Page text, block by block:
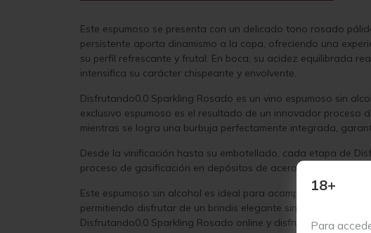
18+
Para
Este espumoso se presenta con un delicado tono rosado
persistente aporta dinamismo a la copa, ofreciendo una
su perfil refrescante y frutal. En boca, su acidez equilibrada
intensifica su carácter chispeante y envolvente.
Disfrutando0,0 Sparkling Rosado es un vino espumoso sin
exclusivo espumoso es el resultado de un innovador
mientras se logra una burbuja perfectamente integrada,
Desde la vinificación hasta su embotellado, cada etapa de
proceso de gasificación en depósitos de acero inoxidable,
Este espumoso sin alcohol es ideal para acompañar
permitiendo disfrutar de un brindis elegante sin necesidad de
Disfrutando0,0 Sparkling Rosado online y disfruta de la